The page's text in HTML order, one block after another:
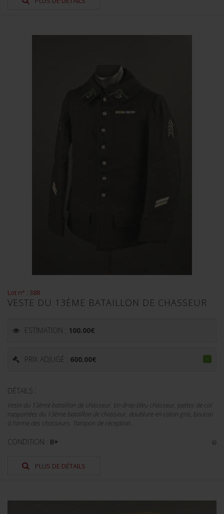
Lot n° : 388
VESTE DU 13ÈME BATAILLON DE CHASSEUR
ESTIMATION : 100.00€
PRIX ADJUGÉ : 600.00€
DÉTAILS :
Veste du 13ème bataillon de chasseur. En drap bleu chasseur, pattes de col
rapportées du 13ème bataillon de chasseur, doublure en coton gris, bouton
à l'arme des chasseurs. Tampon de réception...
CONDITION : II+
PLUS DE DÉTAILS